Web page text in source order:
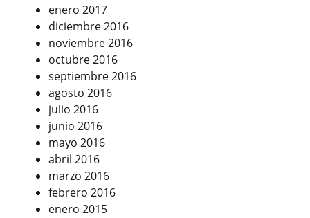
enero 2017
diciembre 2016
noviembre 2016
octubre 2016
septiembre 2016
agosto 2016
julio 2016
junio 2016
mayo 2016
abril 2016
marzo 2016
febrero 2016
enero 2015